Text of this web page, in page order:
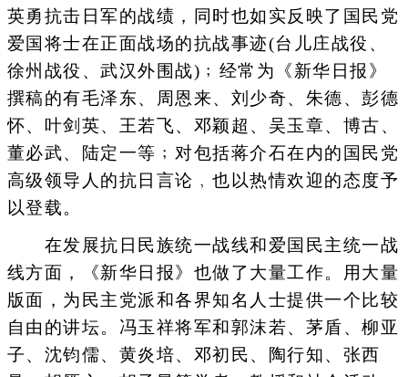
英勇抗击日军的战绩，同时也如实反映了国民党
爱国将士在正面战场的抗战事迹(台儿庄战役、
徐州战役、武汉外围战)﹔经常为《新华日报》
撰稿的有毛泽东、周恩来、刘少奇、朱德、彭德
怀、叶剑英、王若飞、邓颖超、吴玉章、博古、
董必武、陆定一等﹔对包括蒋介石在内的国民党
高级领导人的抗日言论﹐也以热情欢迎的态度予
以登载。
在发展抗日民族统一战线和爱国民主统一战
线方面，《新华日报》也做了大量工作。用大量
版面，为民主党派和各界知名人士提供一个比较
自由的讲坛。冯玉祥将军和郭沫若、茅盾、柳亚
子、沈钧儒、黄炎培、邓初民、陶行知、张西